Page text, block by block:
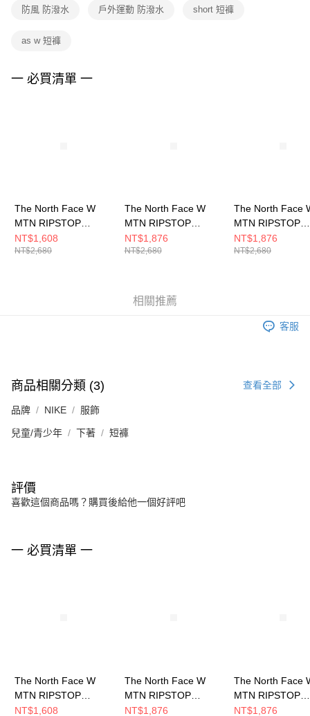
權轉讓予恩沛科技股份有限公司。
３．未成年的使用者請事先徵得法定代理人或監護人之同意方可使用
４．使用「AFTEE先享後付」時，將依據個別帳號之用戶狀況，依本公司即
防風 防潑水 戶外運動 防潑水 short 短褲
as w 短褲
一 必買清單 一
The North Face W
MTN RIPSTOP
CARGO SHORT- AP
女 短褲
NT$1,608
NT$2,680
The North Face W
MTN RIPSTOP
CARGO SHORT- AP
女 短褲
NT$1,876
NT$2,680
The North Face
MTN RIPSTOP
CARGO
女 短褲
NT$1,876
NT$2,680
相關推薦
客服
商品相關分類 (3) 查看全部
品牌 NIKE 服飾
兒童/青少年 下著 短褲
評價
喜歡這個商品嗎？購買後給他一個好評吧
一 必買清單 一
The North Face W
MTN RIPSTOP
CARGO SHORT- AP
NT$1,608
The North Face W
MTN RIPSTOP
CARGO SHORT- AP
NT$1,876
The North Face
MTN RIPSTOP
CARGO
NT$1,876